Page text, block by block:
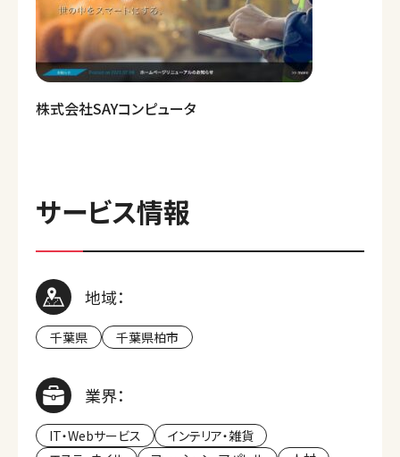
株式会社SAYコンピュータ
サービス情報
地域：
千葉県 千葉県柏市
業界：
IT・Webサービス
インテリア・雑貨